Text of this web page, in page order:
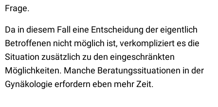
Frage.
Da in diesem Fall eine Entscheidung der eigentlich
Betroffenen nicht möglich ist, verkompliziert es die
Situation zusätzlich zu den eingeschränkten
Möglichkeiten. Manche Beratungssituationen in der
Gynäkologie erfordern eben mehr Zeit.